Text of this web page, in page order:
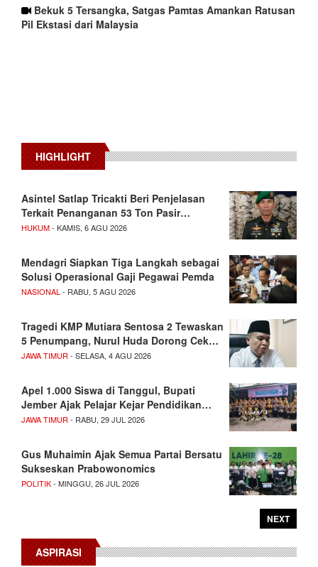
Bekuk 5 Tersangka, Satgas Pamtas Amankan Ratusan
Pil Ekstasi dari Malaysia
HIGHLIGHT
Asintel Satlap Tricakti Beri Penjelasan
Terkait Penanganan 53 Ton Pasir…
HUKUM- KAMIS, 6 AGU 2026
Mendagri Siapkan Tiga Langkah sebagai
Solusi Operasional Gaji Pegawai Pemda
NASIONAL - RABU, 5 AGU 2026
Tragedi KMP Mutiara Sentosa 2 Tewaskan
5 Penumpang, Nurul Huda Dorong Cek…
JAWA TIMUR - SELASA, 4 AGU 2026
Apel 1.000 Siswa di Tanggul, Bupati
Jember Ajak Pelajar Kejar Pendidikan…
JAWA TIMUR - RABU, 29 JUL 2026
Gus Muhaimin Ajak Semua Partai Bersatu
Sukseskan Prabowonomics
POLITIK- MINGGU, 26 JUL 2026
NEXT
ASPIRASI